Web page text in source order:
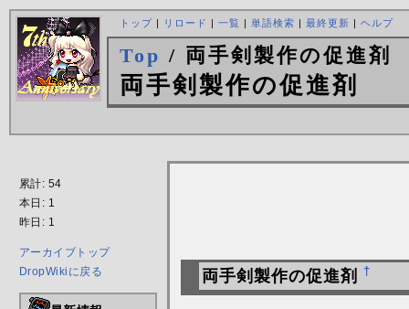
トップ| リロード | 一覧 | 単語検索 | 最終更新 | ヘルプ
Top / 両手剣製作の促進剤
両手剣製作の促進剤
累計: 54
本日: 1
昨日: 1
アーカイブトップ
DropWikiに戻る
両手剣製作の促進剤 †